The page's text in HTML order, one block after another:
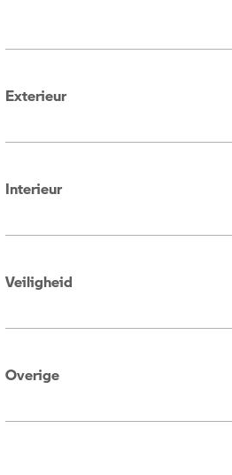
Exterieur
Interieur
Veiligheid
Overige